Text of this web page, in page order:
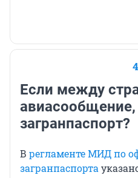
4
Если между
загранпаспорт?
В регламенте МИД по
загранпаспорта